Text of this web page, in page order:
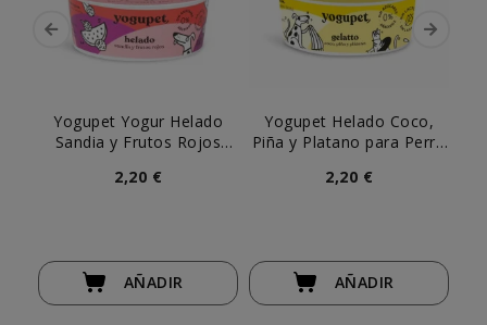
Yogupet Yogur Helado
Sandia y Frutos Rojos
2,20 €
AÑADIR
Yogupet Helado Coco,
Piña y Platano para Perro
2,20 €
AÑADIR